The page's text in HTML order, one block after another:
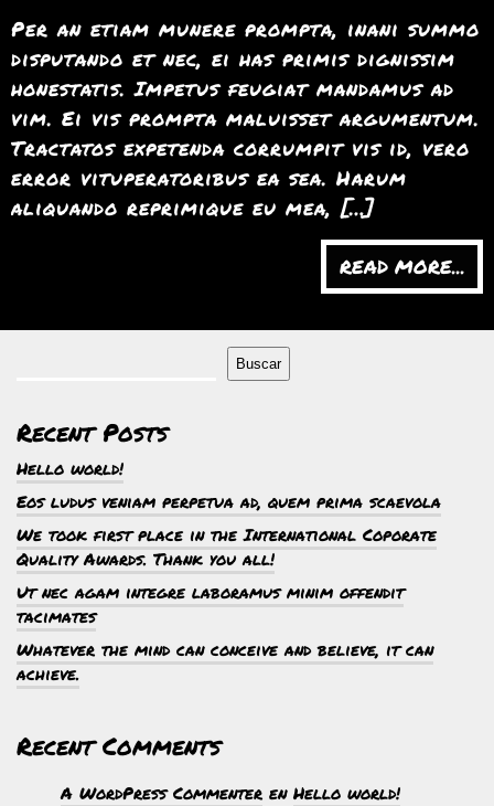
Per an etiam munere prompta, inani summo
disputando et nec, ei has primis dignissim
honestatis. Impetus feugiat mandamus ad
vim. Ei vis prompta maluisset argumentum.
Tractatos expetenda corrumpit vis id, vero
error vituperatoribus ea sea. Harum
aliquando reprimique eu mea, […]
READ MORE...
Buscar
Recent Posts
Hello world!
Eos ludus veniam perpetua ad, quem prima scaevola
We took first place in the International Coporate
Quality Awards. Thank you all!
Ut nec agam integre laboramus minim offendit
tacimates
Whatever the mind can conceive and believe, it can
achieve.
Recent Comments
A WordPress Commenter en Hello world!